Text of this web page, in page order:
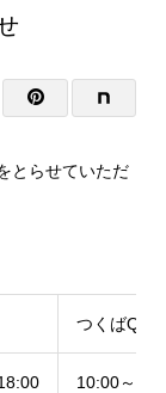
とらせていただ
つくばQ’t店
10:00～